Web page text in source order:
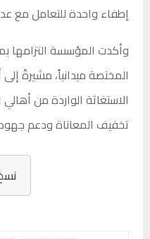
إطفاء واحدة للتعامل مع
وأكدت المؤسسة التزامها
المختصة ميدانياً، مشيرةً
الاستغاثة الواردة من
تخفيف المعاناة ودعم جهود